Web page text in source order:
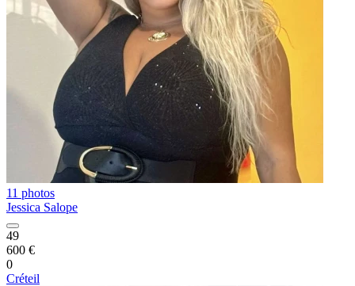
11 photos
Jessica Salope
49
600 €
0
Créteil